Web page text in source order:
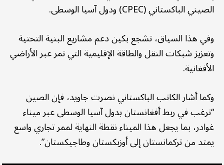
الصيني الباكستاني (CPEC) ودول آسيا الوسطى.
وفي هذا السياق، تشجع بكين دعم مشاريع البنية التحتية
وتعزيز شبكات النقل والطاقة الإقليمية التي تمر عبر الأراضي
الأفغانية.
وكما أشار الكاتب الباكستاني نصرت جاويد، فإن الصين
“ترغب في ربط أفغانستان بدول آسيا الوسطى عبر ميناء
غوادر، بما يجعل هذا الميناء نقطة النهاية لممر تجاري واسع
يمتد من تركمانستان إلى أوزبكستان وطاجيكستان”.